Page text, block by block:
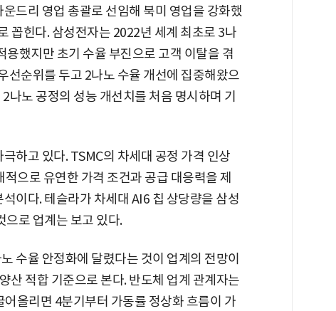
드리 영업 총괄로 선임해 북미 영업을 강화했
꼽힌다. 삼성전자는 2022년 세계 최초로 3나
했지만 초기 수율 부진으로 고객 이탈을 겪
선순위를 두고 2나노 수율 개선에 집중해왔으
노 공정의 성능 개선치를 처음 명시하며 기
하고 있다. TSMC의 차세대 공정 가격 인상
으로 유연한 가격 조건과 공급 대응력을 제
이다. 테슬라가 차세대 AI6 칩 상당량을 삼성
으로 업계는 보고 있다.
수율 안정화에 달렸다는 것이 업계의 전망이
산 적합 기준으로 본다. 반도체 업계 관계자는
올리면 4분기부터 가동률 정상화 흐름이 가